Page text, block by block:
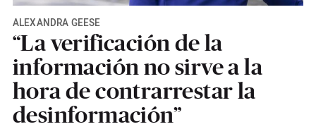
ALEXANDRA GEESE
“La verificación de la
información no sirve a la
hora de contrarrestar la
desinformación”